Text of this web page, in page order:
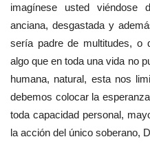
imagínese usted viéndose
anciana, desgastada y
sería padre de multitudes, o
algo que en toda una vida no
humana, natural, esta nos
debemos colocar la
toda capacidad personal,
la acción del único soberano,